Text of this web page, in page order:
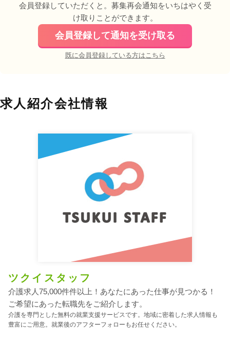
会員登録していただくと。募集再会通知をいちはやく受
け取りことができます。
会員登録して通知を受け取る
既に会員登録している方はこちら
求人紹介会社情報
ツクイスタッフ
介護求人75,000件件以上！あなたにあった仕事が見つかる！
ご希望にあった転職先をご紹介します。
介護を専門とした無料の就業支援サービスです。地域に密着した求人情報も
豊富にご用意。就業後のアフターフォローもお任せください。